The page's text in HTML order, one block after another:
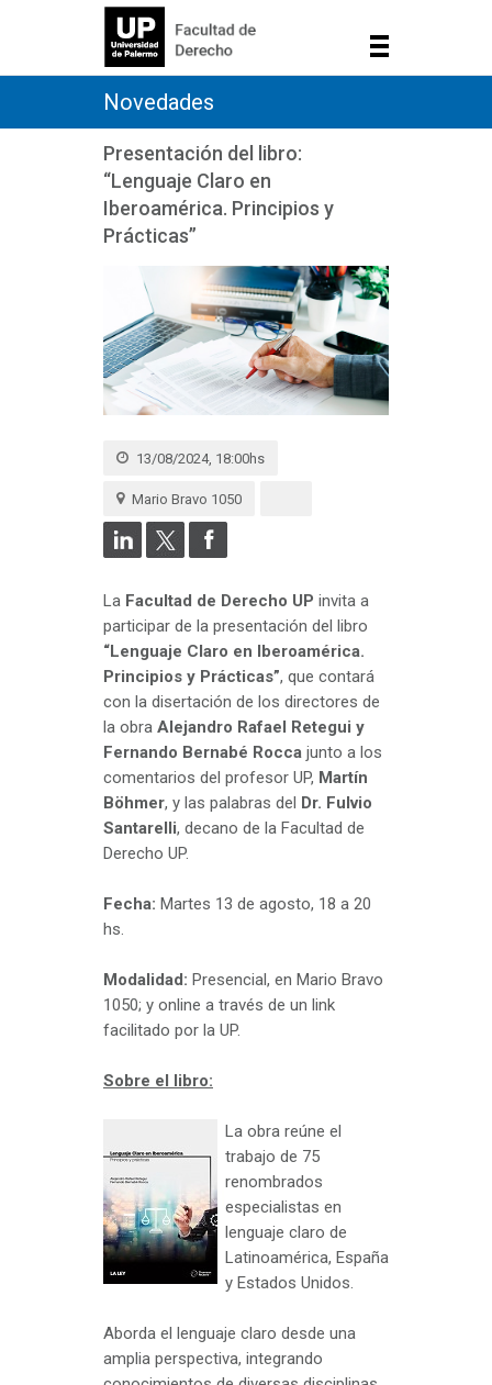
Novedades
Presentación del libro:
“Lenguaje Claro en
Iberoamérica. Principios y
Prácticas”
13/08/2024, 18:00hs
Mario Bravo 1050
La Facultad de Derecho UP invita a
participar de la presentación del libro
“Lenguaje Claro en Iberoamérica.
Principios y Prácticas”, que contará
con la disertación de los directores de
la obra Alejandro Rafael Retegui y
Fernando Bernabé Rocca junto a los
comentarios del profesor UP, Martín
Böhmer, y las palabras del Dr. Fulvio
Santarelli, decano de la Facultad de
Derecho UP.
Fecha: Martes 13 de agosto, 18 a 20
hs.
Modalidad: Presencial, en Mario Bravo
1050; y online a través de un link
facilitado por la UP.
Sobre el libro:
La obra reúne el
trabajo de 75
renombrados
especialistas en
lenguaje claro de
Latinoamérica, España
y Estados Unidos.
Aborda el lenguaje claro desde una
amplia perspectiva, integrando